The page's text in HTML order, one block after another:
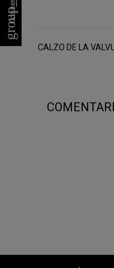
CALZO DE LA